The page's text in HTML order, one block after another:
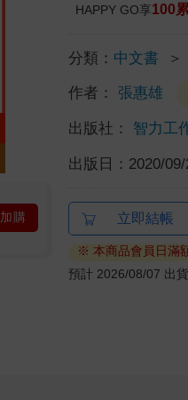
加購
HAPPY GO享100
分類： 中文書 ＞
作者： 張惠雄
出版社： 智力工
出版日： 2020/
立即結帳
※ 本商品會員日滿
預計 2026/08/07 出貨